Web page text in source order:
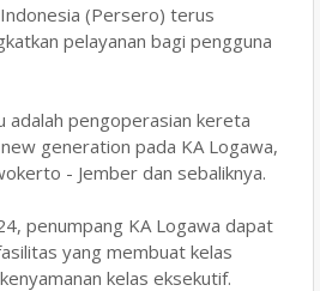
(Persero) terus
pelayanan bagi pengguna
adalah pengoperasian kereta
generation pada KA Logawa,
- Jember dan sebaliknya.
penumpang KA Logawa dapat
yang membuat kelas
kelas eksekutif.